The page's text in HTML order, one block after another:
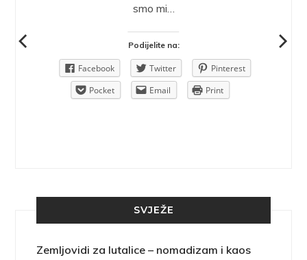
smo mi…
Podijelite na:
Facebook Twitter
Pinterest
Pocket
Email Print
SVJEŽE
Zemljovidi za lutalice – nomadizam i kaos